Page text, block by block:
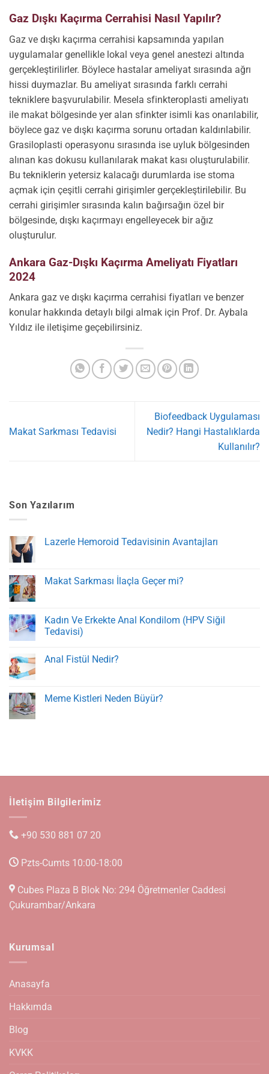
Gaz Dışkı Kaçırma Cerrahisi Nasıl Yapılır?
Gaz ve dışkı kaçırma cerrahisi kapsamında yapılan
uygulamalar genellikle lokal veya genel anestezi altında
gerçekleştirilirler. Böylece hastalar ameliyat sırasında ağrı
hissi duymazlar. Bu ameliyat sırasında farklı cerrahi
tekniklere başvurulabilir. Mesela sfinkteroplasti ameliyatı
ile makat bölgesinde yer alan sfinkter isimli kas onarılabilir,
böylece gaz ve dışkı kaçırma sorunu ortadan kaldırılabilir.
Grasiloplasti operasyonu sırasında ise uyluk bölgesinden
alınan kas dokusu kullanılarak makat kası oluşturulabilir.
Bu tekniklerin yetersiz kalacağı durumlarda ise stoma
açmak için çeşitli cerrahi girişimler gerçekleştirilebilir. Bu
cerrahi girişimler sırasında kalın bağırsağın özel bir
bölgesinde, dışkı kaçırmayı engelleyecek bir ağız
oluşturulur.
Ankara Gaz-Dışkı Kaçırma Ameliyatı Fiyatları
2024
Ankara gaz ve dışkı kaçırma cerrahisi fiyatları ve benzer
konular hakkında detaylı bilgi almak için Prof. Dr. Aybala
Yıldız ile iletişime geçebilirsiniz.
Makat Sarkması Tedavisi
Biofeedback Uygulaması
Nedir? Hangi Hastalıklarda
Kullanılır?
Son Yazılarım
Lazerle Hemoroid Tedavisinin Avantajları
Hemoroid
Tedavisinin
Makat Sarkması İlaçla Geçer mi?
Sarkması
İlaçla
Geçer
Kadın Ve Erkekte Anal Kondilom (HPV Siğil
Tedavisi)
Kadın
(HPV
Anal Fistül Nedir?
Fistül
Nedir?
Meme Kistleri Neden Büyür?
İletişim Bilgilerimiz
+90 530 881 07 20
Pzts-Cumts 10:00-18:00
Cubes Plaza B Blok No: 294 Öğretmenler Caddesi
Çukurambar/Ankara
Kurumsal
Anasayfa
Hakkımda
Blog
KVKK